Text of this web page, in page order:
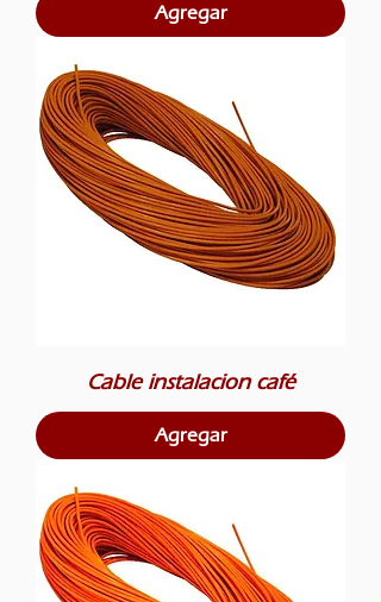
Agregar
Cable instalacion café
Agregar